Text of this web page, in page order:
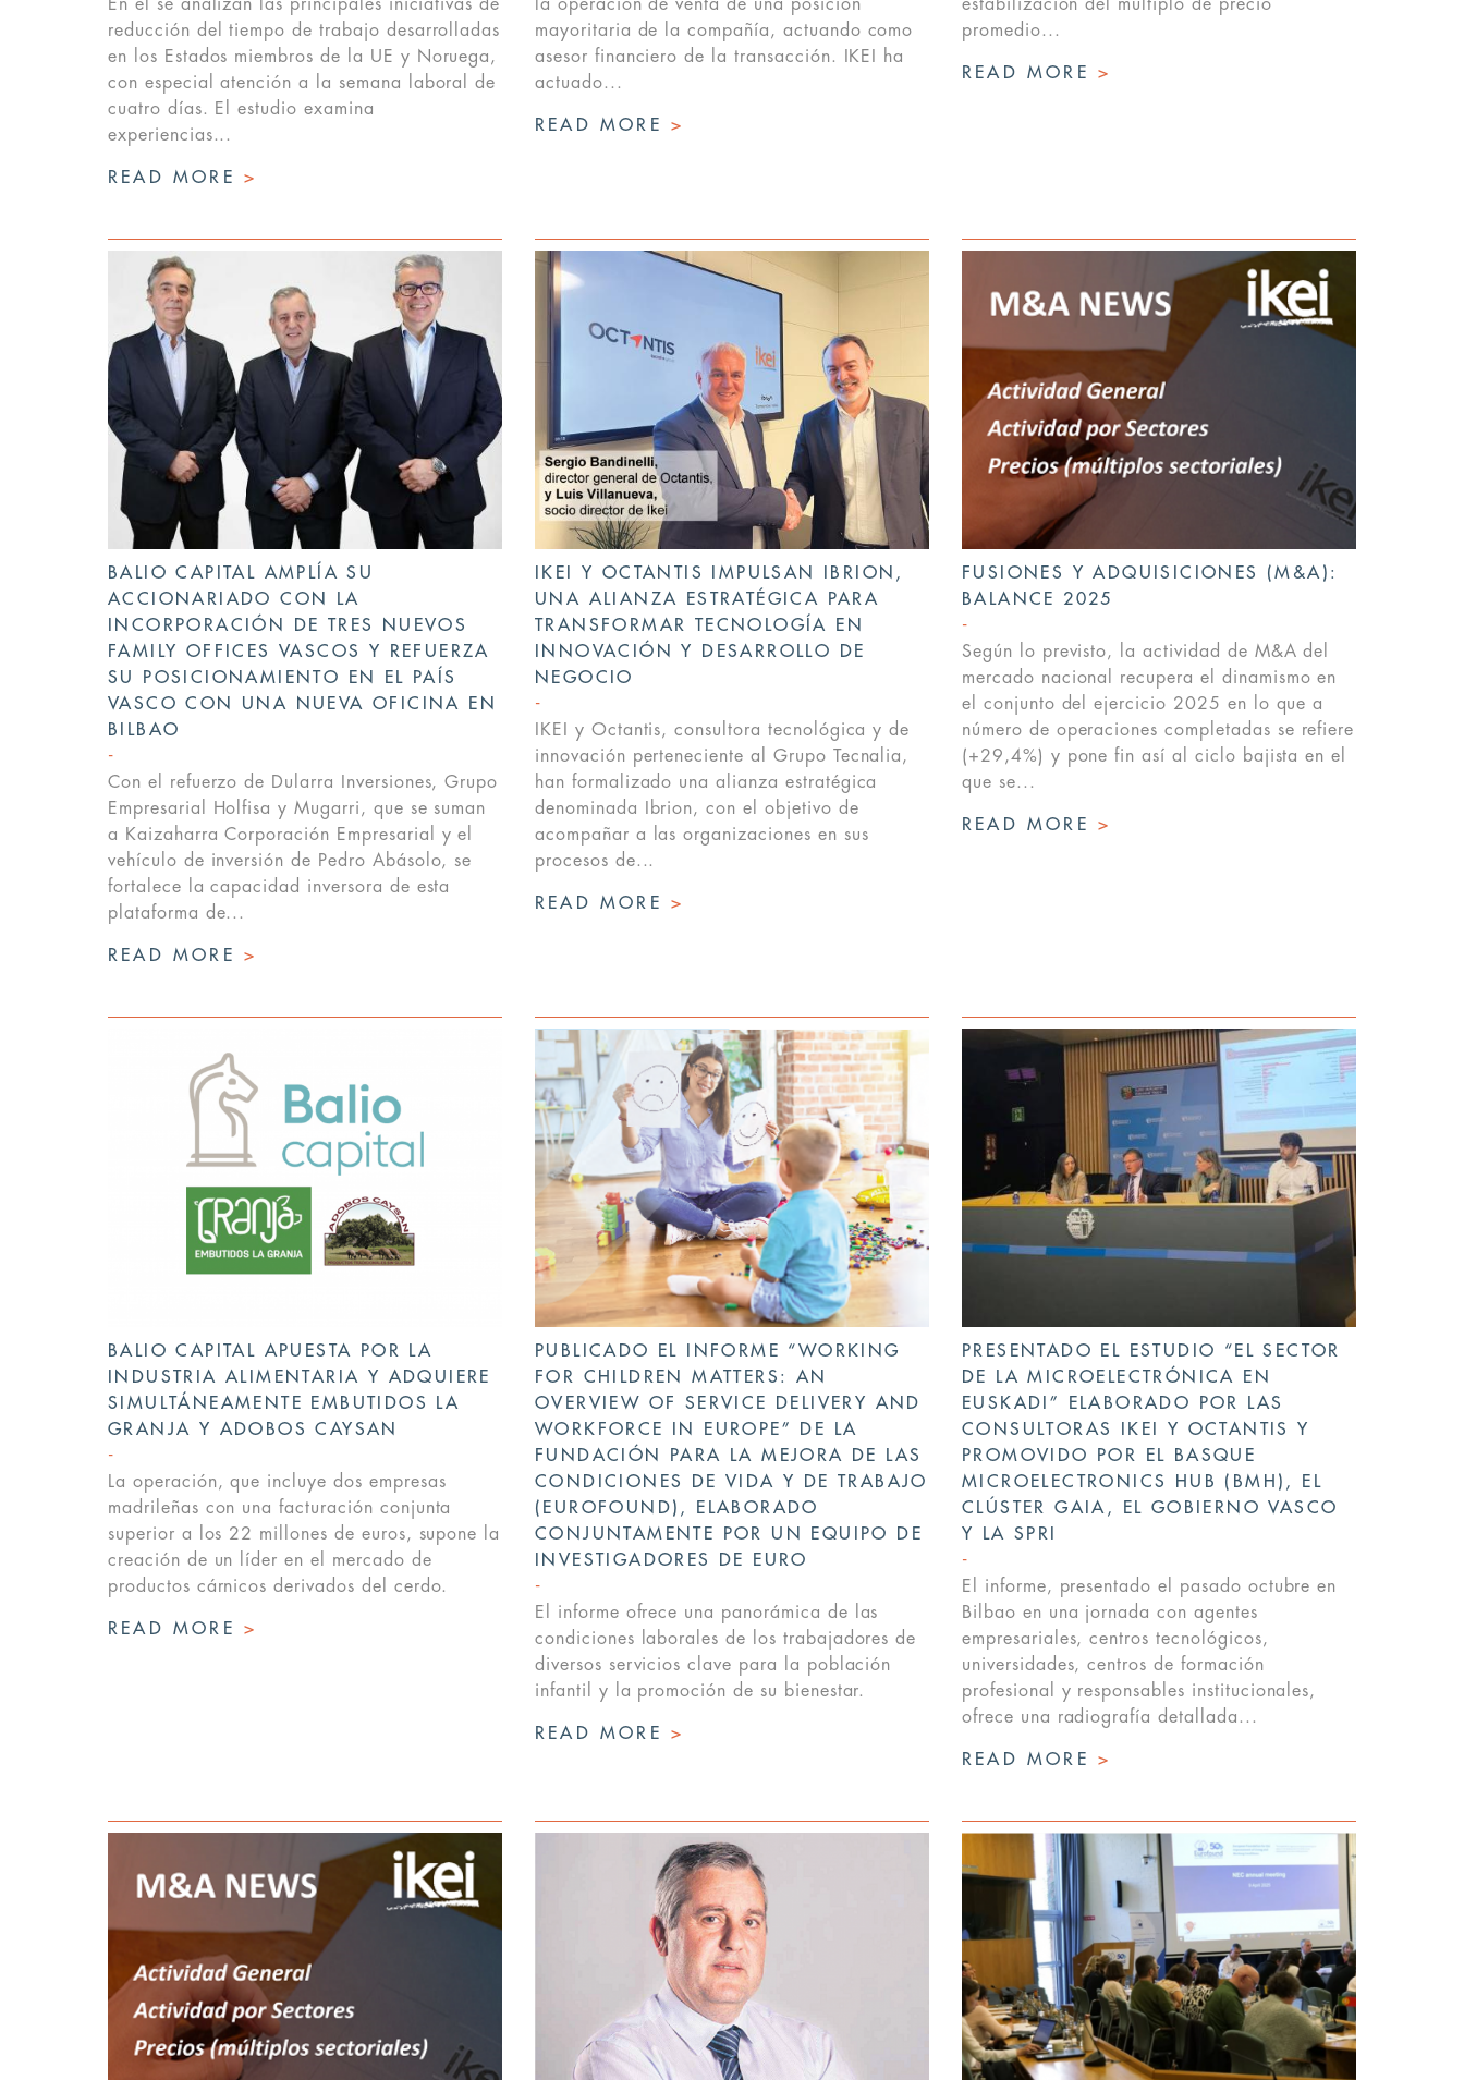
En él se analizan las principales iniciativas de
reducción del tiempo de trabajo desarrolladas
en los Estados miembros de la UE y Noruega,
con especial atención a la semana laboral de
cuatro días. El estudio examina
experiencias...
READ MORE >
la operación de venta de una posición
mayoritaria de la compañía, actuando como
asesor financiero de la transacción. IKEI ha
actuado...
READ MORE >
estabilización del múltiplo de precio
promedio...
READ MORE >
BALIO CAPITAL AMPLÍA SU
ACCIONARIADO CON LA
INCORPORACIÓN DE TRES NUEVOS
FAMILY OFFICES VASCOS Y REFUERZA
SU POSICIONAMIENTO EN EL PAÍS
VASCO CON UNA NUEVA OFICINA EN
BILBAO
Con el refuerzo de Dularra Inversiones, Grupo
Empresarial Holfisa y Mugarri, que se suman
a Kaizaharra Corporación Empresarial y el
vehículo de inversión de Pedro Abásolo, se
fortalece la capacidad inversora de esta
plataforma de...
READ MORE >
IKEI Y OCTANTIS IMPULSAN IBRION,
UNA ALIANZA ESTRATÉGICA PARA
TRANSFORMAR TECNOLOGÍA EN
INNOVACIÓN Y DESARROLLO DE
NEGOCIO
IKEI y Octantis, consultora tecnológica y de
innovación perteneciente al Grupo Tecnalia,
han formalizado una alianza estratégica
denominada Ibrion, con el objetivo de
acompañar a las organizaciones en sus
procesos de...
READ MORE >
FUSIONES Y ADQUISICIONES (M&A):
BALANCE 2025
Según lo previsto, la actividad de M&A del
mercado nacional recupera el dinamismo en
el conjunto del ejercicio 2025 en lo que a
número de operaciones completadas se refiere
(+29,4%) y pone fin así al ciclo bajista en el
que se...
READ MORE >
BALIO CAPITAL APUESTA POR LA
INDUSTRIA ALIMENTARIA Y ADQUIERE
SIMULTÁNEAMENTE EMBUTIDOS LA
GRANJA Y ADOBOS CAYSAN
La operación, que incluye dos empresas
madrileñas con una facturación conjunta
superior a los 22 millones de euros, supone la
creación de un líder en el mercado de
productos cárnicos derivados del cerdo.
READ MORE >
PUBLICADO EL INFORME “WORKING
FOR CHILDREN MATTERS: AN
OVERVIEW OF SERVICE DELIVERY AND
WORKFORCE IN EUROPE” DE LA
FUNDACIÓN PARA LA MEJORA DE LAS
CONDICIONES DE VIDA Y DE TRABAJO
(EUROFOUND), ELABORADO
CONJUNTAMENTE POR UN EQUIPO DE
INVESTIGADORES DE EURO
El informe ofrece una panorámica de las
condiciones laborales de los trabajadores de
diversos servicios clave para la población
infantil y la promoción de su bienestar.
READ MORE >
PRESENTADO EL ESTUDIO “EL SECTOR
DE LA MICROELECTRÓNICA EN
EUSKADI” ELABORADO POR LAS
CONSULTORAS IKEI Y OCTANTIS Y
PROMOVIDO POR EL BASQUE
MICROELECTRONICS HUB (BMH), EL
CLÚSTER GAIA, EL GOBIERNO VASCO
Y LA SPRI
El informe, presentado el pasado octubre en
Bilbao en una jornada con agentes
empresariales, centros tecnológicos,
universidades, centros de formación
profesional y responsables institucionales,
ofrece una radiografía detallada...
READ MORE >